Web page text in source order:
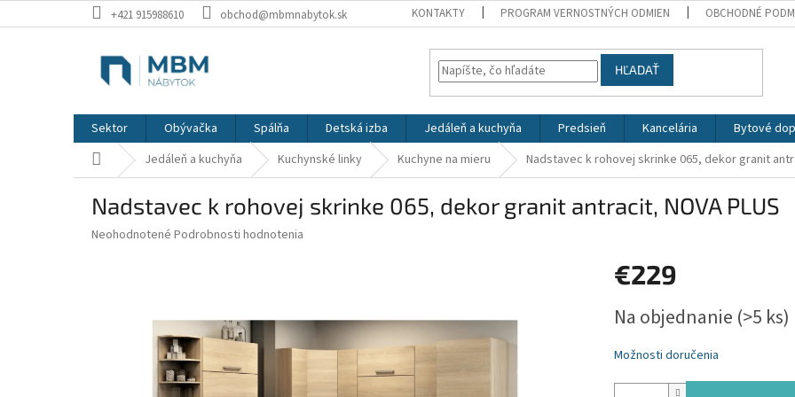
na
+421 915988610 obchod@mbmnabytok.sk KONTAKTY PROGRAM VERNOSTNÝCH ODMIEN OBCHODNÉ
HĽADAŤ
Sektor Obývačka Spálňa Detská izba Jedáleň a kuchyňa Predsieň Kancelária Bytové
Domov Jedáleň a kuchyňa Kuchynské linky Kuchyne na mieru Nadstavec k rohovej skrinke 065, dekor granit
Nadstavec k rohovej skrinke 065, dekor granit antracit, NOVA PLUS
Priemerné
Neohodnotené Podrobnosti hodnotenia
€229
cena:
Na objednanie (>5 ks)
Možnosti doručenia